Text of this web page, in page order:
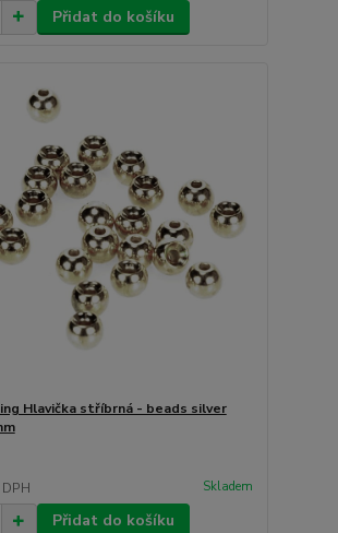
Přidat do košíku
Hlavička stříbrná - beads silver
Skladem
Přidat do košíku